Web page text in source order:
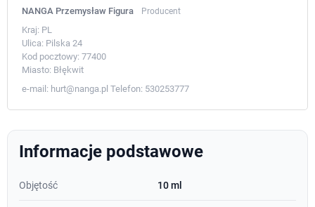
NANGA Przemysław Figura Producent
Kraj: PL
Ulica: Pilska 24
Kod pocztowy: 77400
Miasto: Błękwit
e-mail: hurt@nanga.pl Telefon: 530253777
Informacje podstawowe
Objętość 10 ml